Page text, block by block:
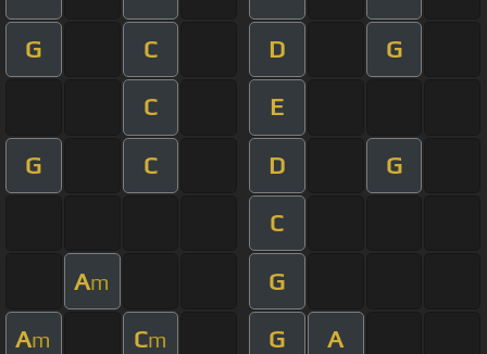
G C D G
C E
G C D G
C
Am G
Am Cm G A